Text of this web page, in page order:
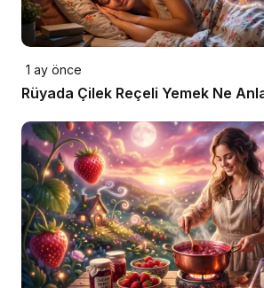
1 ay önce
Rüyada Çilek Reçeli Yemek Ne